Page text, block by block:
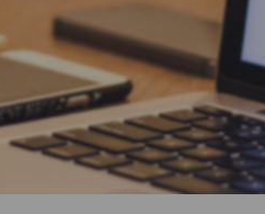
实现摊贩的快速收款和分账
全域电商
美团/抖音/饿了么的分账小工具
智慧旅游
一键分账，轻松管理全平台账务
二清合规
规优势转化为企业的核心竞争
行金融科技
定义了分账的标准
生态合作伙伴
合作，成长，共赢
新闻中心